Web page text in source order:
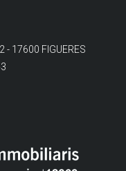
- 17600 FIGUERES